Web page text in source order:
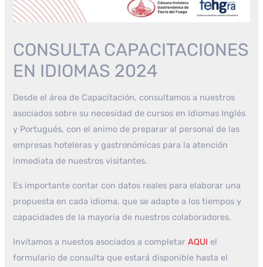
CONSULTA CAPACITACIONES
EN IDIOMAS 2024
Desde el área de Capacitación, consultamos a nuestros
asociados sobre su necesidad de cursos en Idiomas Inglés
y Portugués, con el animo de preparar al personal de las
empresas hoteleras y gastronómicas para la atención
inmediata de nuestros visitantes.
Es importante contar con datos reales para elaborar una
propuesta en cada idioma, que se adapte a los tiempos y
capacidades de la mayoria de nuestros colaboradores.
Invitamos a nuestos asociados a completarAQUI el
formulario de consulta que estará disponible hasta el